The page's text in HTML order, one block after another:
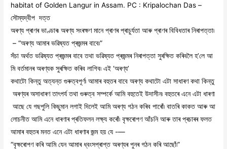
habitat of Golden Langur in Assam. PC : Kripalochan Das –
সৌম্যদ্বীপ দত্ত
অৰণ্য প্ৰাণৰ ভাণ্ডাৰ৷ অৰণ্য সংৰক্ষণ মানে প্ৰাণৰ প্ৰাচুৰ্যতা আৰু প্ৰাণৰ বিবিধতাৰ নিৰাপত্তা৷
– “অৰণ্য আমাৰ ভৱিষ্যত প্ৰজন্মৰ বাবে৷”
সঁচা অৰ্থত ভৱিষ্যত প্ৰজন্মৰ বাবে তথা ভৱিষ্যত প্ৰজন্মৰ নিৰাপত্তা সুৰক্ষিত কৰিবলৈ হ’লে আ
মি বৰ্তমানৰ অৰণ্যক সুৰক্ষিত কৰিব লাগিব৷ এই ‘অৰণ্য’
কথাটো কিন্তু অত্যন্ত গুৰুত্বপূৰ্ণ৷ আমাৰ বহুতৰ বাবে অৰণ্য কথাটো এটা সাধাৰণ কথা কিন্তু
অৰণ্যৰ অসাধাৰণ তাৎপৰ্য তথা গুৰুত্ব সম্পৰ্কে আমি বহুতেই উদাসীন৷ বহুতৰে এনে এটা ধাৰণা
আছে যে গছপুলি কিছুমান লগাই দিলেই আমি অৰণ্য গঠন কৰিব পাৰোঁ৷ বাতৰি কাকত আৰু আ
লোচনীত আমি এনে ধাৰণাৰ প্ৰতিফলন লক্ষ্য কৰোঁ৷ বৃক্ষৰোপণ আঁচনি আৰু তাৰ প্ৰচাৰৰ ফলত
আমাৰ বহুতৰ মনত এনে এটা ধাৰণাৰ জন্ম হয় যে -—
“বৃক্ষৰোপণ কৰি আমি যেন আমাৰ ধ্বংসপ্ৰাপ্ত অৰণ্যৰ পুনৰ গঠন কৰি আছোঁ৷”